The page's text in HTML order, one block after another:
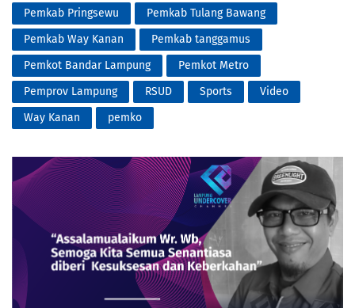
Pemkab Pringsewu
Pemkab Tulang Bawang
Pemkab Way Kanan
Pemkab tanggamus
Pemkot Bandar Lampung
Pemkot Metro
Pemprov Lampung
RSUD Sports
Video
Way Kanan
pemko